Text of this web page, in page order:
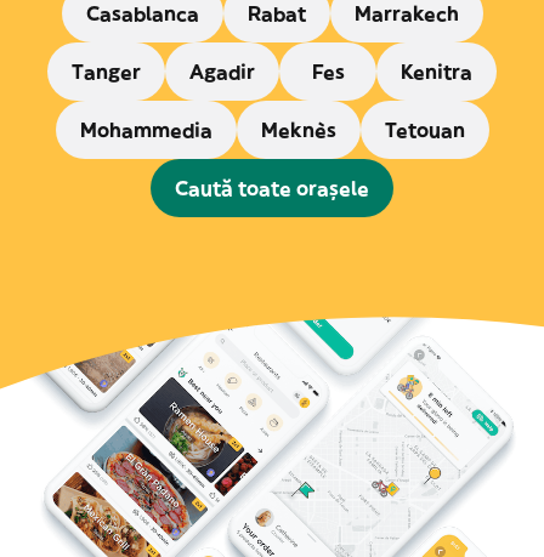
Casablanca Rabat Marrakech
Tanger Agadir Fes Kenitra
Mohammedia Meknès Tetouan
Caută toate orașele